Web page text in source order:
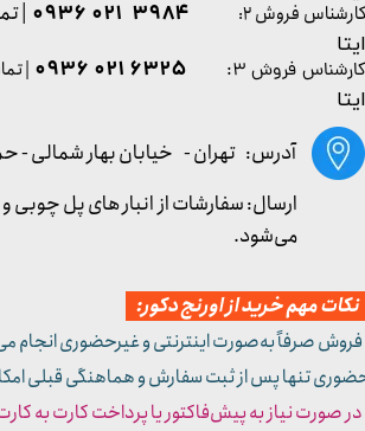
کارشناس فروش ۳: ۶۳۲۵ ۰۲۱ ۰۹۳۶ |
ایتا
آدرس: تهران - خیابان بهار شمالی -
مهم خرید از اورنج دکور:
صرفاً به‌صورت اینترنتی و غیرحضوری انجام
تنها پس از ثبت سفارش و هماهنگی قبلی
صورت نیاز به پیش‌فاکتور یا پرداخت کارت به
کارشناس فروش ۲:
۳۹۸۴ ۰۲۱ ۰۹۳۶ |
ایتا
ارسال: سفارشات از انبار های پل چوبی و
می‌شود.